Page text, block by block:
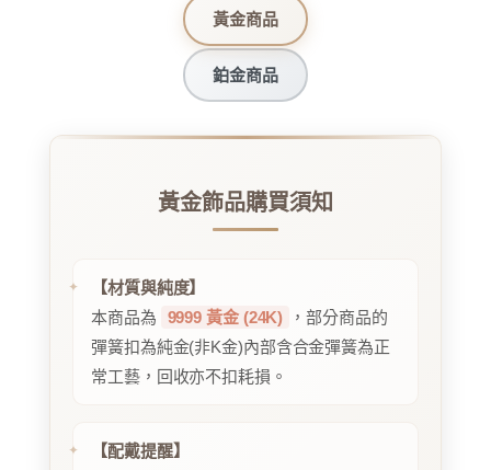
黃金商品
鉑金商品
黃金飾品購買須知
【材質與純度】
本商品為
9999 黃金 (24K)
，部分商品的
彈簧扣為純金(非K金)內部含合金彈簧為正
常工藝，回收亦不扣耗損。
【配戴提醒】